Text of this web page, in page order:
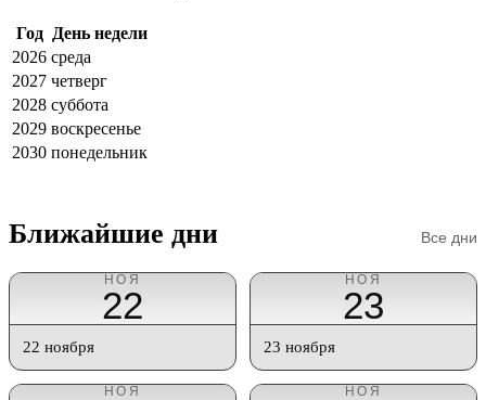
Год
День недели
2026 среда
2027 четверг
2028 суббота
2029 воскресенье
2030 понедельник
Ближайшие дни Все дни
НОЯ
22
22 ноября
НОЯ
23
23 ноября
НОЯ НОЯ